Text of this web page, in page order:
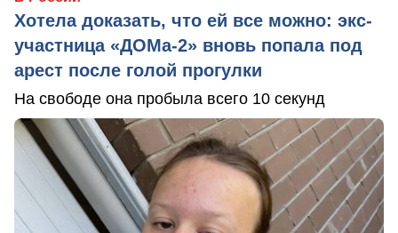
Хотела доказать, что ей все можно: экс-
участница «ДОМа-2» вновь попала под
арест после голой прогулки
На свободе она пробыла всего 10 секунд